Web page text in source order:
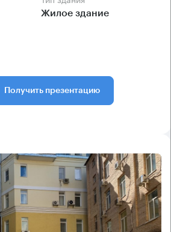
Жилое здание
Получить презентацию